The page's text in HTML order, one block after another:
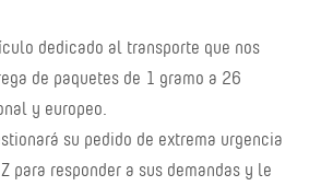
dedicado al transporte que nos
de paquetes de 1 gramo a 26
y europeo.
su pedido de extrema urgencia
para responder a sus demandas y le